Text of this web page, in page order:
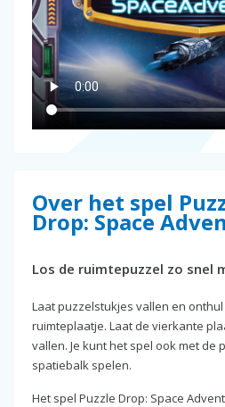
Over het spel
Drop: Space
Los de ruimtepuzzel zo snel
Laat puzzelstukjes vallen en
ruimteplaatje. Laat de vierkante
vallen. Je kunt het spel ook met de
spatiebalk spelen.
Het spel Puzzle Drop: Space